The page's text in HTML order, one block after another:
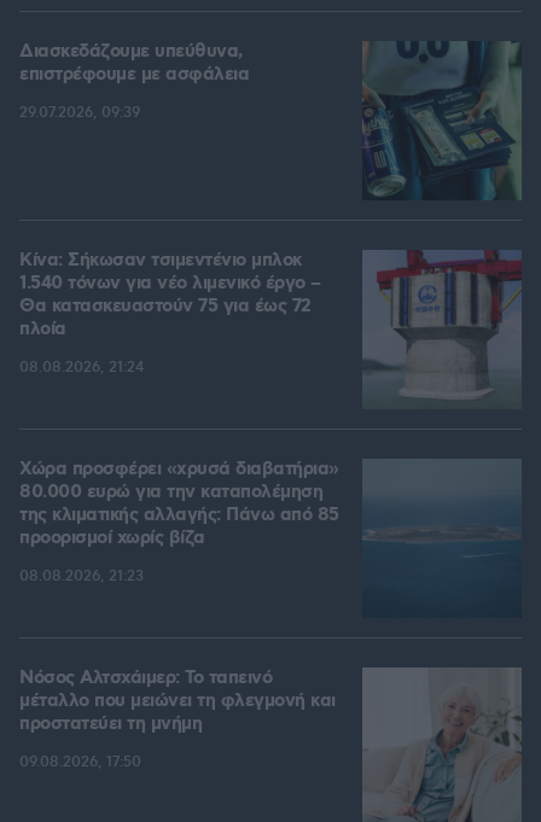
Διασκεδάζουμε υπεύθυνα,
επιστρέφουμε με ασφάλεια
29.07.2026, 09:39
Κίνα: Σήκωσαν τσιμεντένιο μπλοκ
1.540 τόνων για νέο λιμενικό έργο –
Θα κατασκευαστούν 75 για έως 72
πλοία
08.08.2026, 21:24
Χώρα προσφέρει «χρυσά διαβατήρια»
80.000 ευρώ για την καταπολέμηση
της κλιματικής αλλαγής: Πάνω από 85
προορισμοί χωρίς βίζα
08.08.2026, 21:23
Νόσος Αλτσχάιμερ: Το ταπεινό
μέταλλο που μειώνει τη φλεγμονή και
προστατεύει τη μνήμη
09.08.2026, 17:50